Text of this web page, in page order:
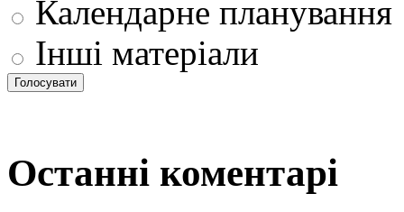
Календарне планування
Інші матеріали
Останні коментарі